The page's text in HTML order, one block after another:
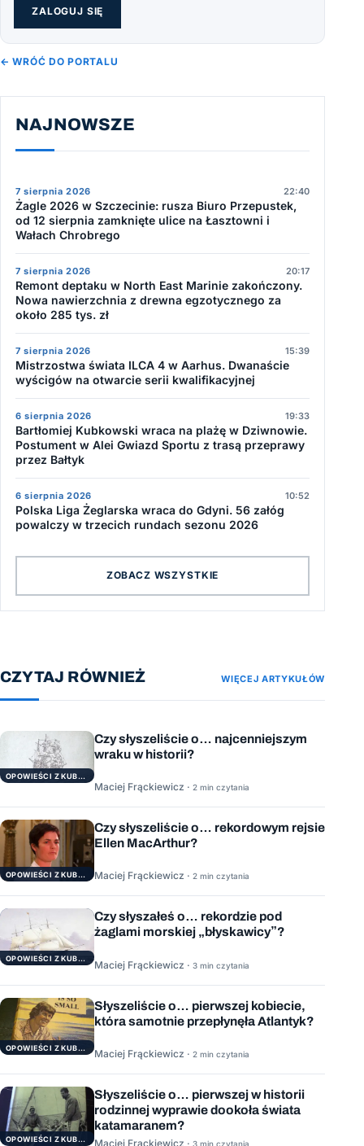
ZALOGUJ SIĘ
← WRÓĆ DO PORTALU
NAJNOWSZE
7 sierpnia 2026 22:40
Żagle 2026 w Szczecinie: rusza Biuro Przepustek,
od 12 sierpnia zamknięte ulice na Łasztowni i
Wałach Chrobrego
7 sierpnia 2026 20:17
Remont deptaku w North East Marinie zakończony.
Nowa nawierzchnia z drewna egzotycznego za
około 285 tys. zł
7 sierpnia 2026 15:39
Mistrzostwa świata ILCA 4 w Aarhus. Dwanaście
wyścigów na otwarcie serii kwalifikacyjnej
6 sierpnia 2026 19:33
Bartłomiej Kubkowski wraca na plażę w Dziwnowie.
Postument w Alei Gwiazd Sportu z trasą przeprawy
przez Bałtyk
6 sierpnia 2026 10:52
Polska Liga Żeglarska wraca do Gdyni. 56 załóg
powalczy w trzecich rundach sezonu 2026
ZOBACZ WSZYSTKIE
CZYTAJ RÓWNIEŻ WIĘCEJ ARTYKUŁÓW
OPOWIEŚCI Z KUBRYKU
Czy słyszeliście o… najcenniejszym
wraku w historii?
Maciej Frąckiewicz · 2 min czytania
OPOWIEŚCI Z KUBRYKU
Czy słyszeliście o… rekordowym rejsie
Ellen MacArthur?
Maciej Frąckiewicz · 2 min czytania
OPOWIEŚCI Z KUBRYKU
Czy słyszałeś o… rekordzie pod
żaglami morskiej „błyskawicy”?
Maciej Frąckiewicz · 3 min czytania
OPOWIEŚCI Z KUBRYKU
Słyszeliście o… pierwszej kobiecie,
która samotnie przepłynęła Atlantyk?
Maciej Frąckiewicz · 2 min czytania
OPOWIEŚCI Z KUBRYKU
Słyszeliście o… pierwszej w historii
rodzinnej wyprawie dookoła świata
katamaranem?
Maciej Frąckiewicz · 3 min czytania